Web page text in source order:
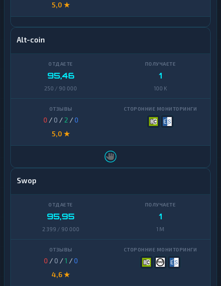
5,0 ★
Alt-coin
95,46
250 / 90 000
1
100 K
0 / 0 / 2 /0
5,0 ★
Swop
95,95
2 399 / 90 000
1
1 M
0 / 0 /1 /0
4,6 ★